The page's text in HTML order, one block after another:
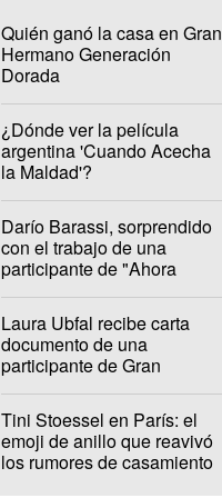
Quién ganó la casa en Gran
Hermano Generación
Dorada
¿Dónde ver la película
argentina 'Cuando Acecha
la Maldad'?
Darío Barassi, sorprendido
con el trabajo de una
participante de "Ahora
Laura Ubfal recibe carta
documento de una
participante de Gran
Tini Stoessel en París: el
emoji de anillo que reavivó
los rumores de casamiento